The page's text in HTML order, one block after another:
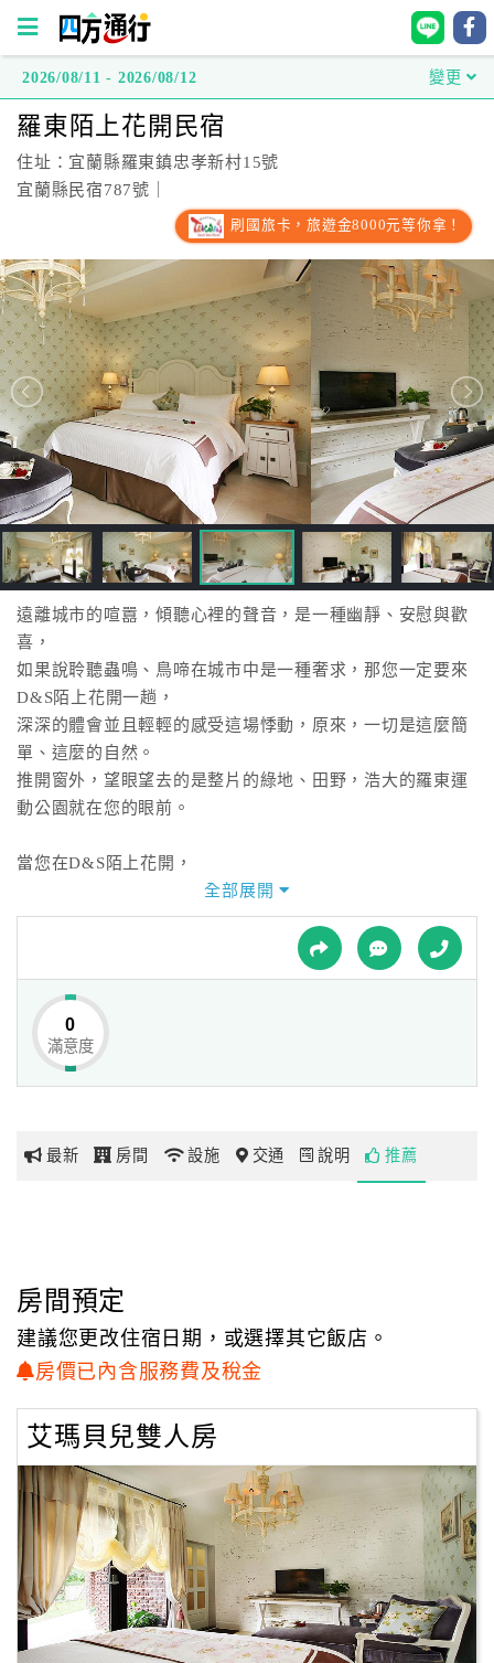
方
通
行
台
灣
訂
房
直
接
跟
飯
店
訂
房
HOT
特
色
民
宿
球
網
玩
地
圖
顧
務
顧
滿
意
度
2026/08/11 - 2026/08/12 變更
羅東陌上花開民宿
住址：宜蘭縣羅東鎮忠孝新村15號
宜蘭縣民宿787號｜
刷國旅卡，旅遊金8000元等你拿！
遠離城市的喧囂，傾聽心裡的聲音，是一種幽靜、安慰與歡
喜，
如果說聆聽蟲鳴、鳥啼在城市中是一種奢求，那您一定要來
D&S陌上花開一趟，
深深的體會並且輕輕的感受這場悸動，原來，一切是這麼簡
單、這麼的自然。
推開窗外，望眼望去的是整片的綠地、田野，浩大的羅東運
動公園就在您的眼前。
當您在D&S陌上花開，
坐在庭院中，細細的品嚐一杯熱咖啡，翻閱您最喜愛的書
籍，
其實，幸福在此時、此刻早已在生活中不斷蔓延。
也許在茫茫生活當中，早已失去了生活的平衡， 好好的調適
吧！
生活其實還是處處充滿感動。
全部展開
0
滿意度
最新 房間 設施 交通 說明 推薦
房間預定
建議您更改住宿日期，或選擇其它飯店。
房價已內含服務費及稅金
艾瑪貝兒雙人房